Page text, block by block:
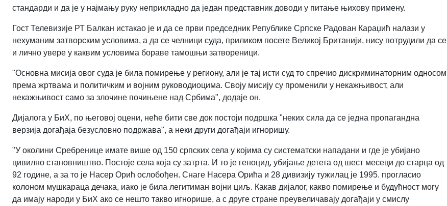
стандарди и да је у најмању руку неприкладно да један представник доводи у питање њихову примену.
Гост Телевизије РТ Балкан истакао је и да се први председник Републике Српске Радован Караџић налази у
нехуманим затворским условима, а да се челници суда, приликом посете Великој Британији, нису потрудили да се
и лично увере у каквим условима бораве тамошњи затвореници.
"Основна мисија овог суда је била помирење у региону, али је тај исти суд то спречио дискриминаторним односом
према жртвама и политичким и војним руководиоцима. Своју мисију су променили у некажњивост, али
некажњивост само за злочине почињене над Србима", додаје он.
Дијалога у БиХ, по његовој оцени, неће бити све док постоји подршка "неких сила да се једна пропагандна
верзија догађаја безусловно подржава", а неки други догађаји игноришу.
"У околини Сребренице имате више од 150 српских села у којима су систематски нападани и где је убијано
цивилно становништво. Постоје села која су затрта. И то је геноцид, убијање детета од шест месеци до старца од
92 године, а за то је Насер Орић ослобођен. Снаге Насера Орића и 28 дивизију тужилац је 1995. прогласио
колоном мушкараца дечака, иако је била легитиман војни циљ. Какав дијалог, какво помирење и будућност могу
да имају народи у БиХ ако се нешто такво игнорише, а с друге стране преувеличавају догађаји у смислу